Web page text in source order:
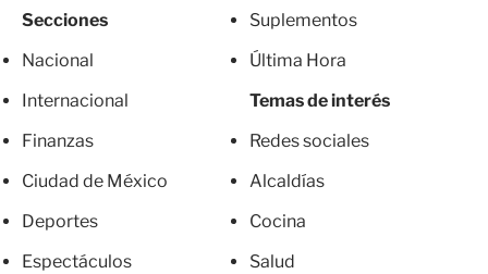
Secciones
Nacional
Internacional
Finanzas
Ciudad de México
Deportes
Espectáculos
Suplementos
Última Hora
Temas de interés
Redes sociales
Alcaldías
Cocina
Salud